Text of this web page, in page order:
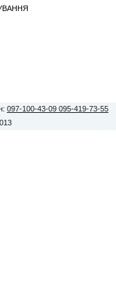
: 097-100-43-09 095-419-73-55